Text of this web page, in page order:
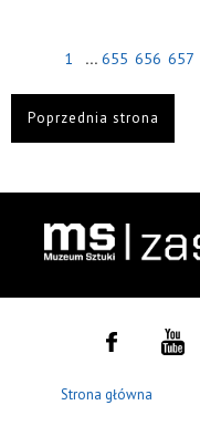
1 ... 655 656 657
Poprzednia strona
Strona główna